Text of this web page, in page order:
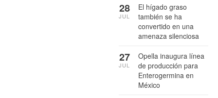
El hígado graso
también se ha
convertido en una
amenaza silenciosa
28
JUL
Opella inaugura línea
de producción para
Enterogermina en
México
27
JUL